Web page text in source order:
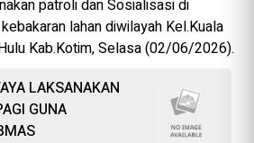
patroli dan Sosialisasi di
lahan diwilayah Kel.Kuala
Kab.Kotim, Selasa (02/06/2026).
LAKSANAKAN
GUNA